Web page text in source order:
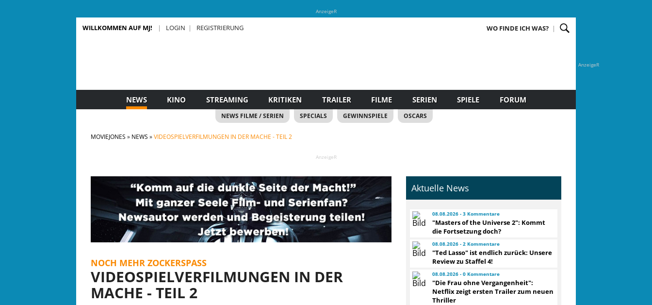
AnzeigeR
AnzeigeR
WILLKOMMEN AUF MJ! LOGIN REGISTRIERUNG WO FINDE ICH WAS?
NEWS KINO STREAMING KRITIKEN TRAILER FILME SERIEN SPIELE FORUM
NEWS FILME / SERIEN SPECIALS GEWINNSPIELE OSCARS
MOVIEJONES NEWS VIDEOSPIELVERFILMUNGEN IN DER MACHE - TEIL 2
AnzeigeR
NOCH MEHR ZOCKERSPASS
VIDEOSPIELVERFILMUNGEN IN DER
MACHE - TEIL 2
Aktuelle News
08.08.2026 - 3 Kommentare
"Masters of the Universe 2": Kommt
die Fortsetzung doch?
08.08.2026 - 2 Kommentare
"Ted Lasso" ist endlich zurück: Unsere
Review zu Staffel 4!
08.08.2026 - 0 Kommentare
"Die Frau ohne Vergangenheit":
Netflix zeigt ersten Trailer zum neuen
Thriller